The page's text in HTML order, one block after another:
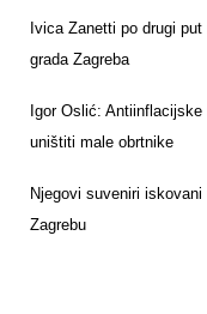
Ivica Zanetti po drugi
grada Zagreba
Igor Oslić:
uništiti male obrtnike
Njegovi suveniri
Zagrebu